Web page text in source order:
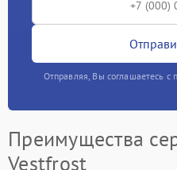
Отправляя, Вы соглашаетесь
Преимущества
Vestfrost